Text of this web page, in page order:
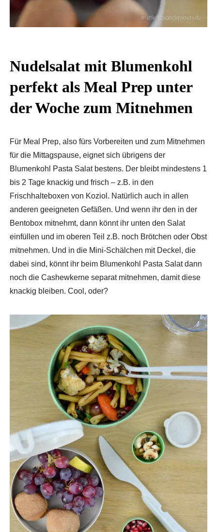
Nudelsalat mit Blumenkohl
perfekt als Meal Prep unter
der Woche zum Mitnehmen
Für Meal Prep, also fürs Vorbereiten und zum Mitnehmen
für die Mittagspause, eignet sich übrigens der
Blumenkohl Pasta Salat bestens. Der bleibt mindestens 1
bis 2 Tage knackig und frisch – z.B. in den
Frischhalteboxen von Koziol. Natürlich auch in allen
anderen geeigneten Gefäßen. Und wenn ihr den in der
Bentobox mitnehmt, dann könnt ihr unten den Salat
einfüllen und im oberen Teil z.B. noch Brötchen oder Obst
mitnehmen. Und in die Mini-Schälchen mit Deckel, die
dabei sind, könnt ihr beim Blumenkohl Pasta Salat dann
noch die Cashewkerne separat mitnehmen, damit diese
knackig bleiben. Cool, oder?